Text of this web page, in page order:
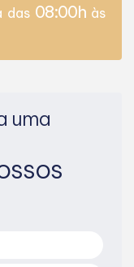
das 08:00h às
uma